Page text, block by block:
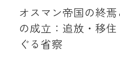
オスマン帝国の終
の成立：追放・移
ぐる省察